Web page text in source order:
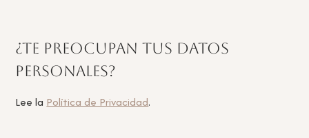
¿Te preocupan tus datos
personales?
Lee la Política de Privacidad.